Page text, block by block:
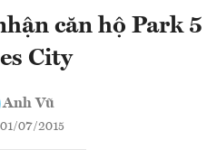
căn hộ Park 5
City
Anh Vũ
07/2015